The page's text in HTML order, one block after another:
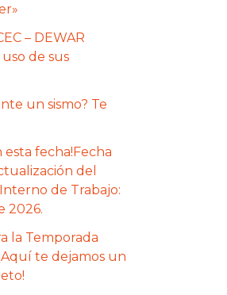
– DEWAR
de sus
un sismo? Te
esta fecha!Fecha
del
de Trabajo:
2026.
la Temporada
te dejamos un